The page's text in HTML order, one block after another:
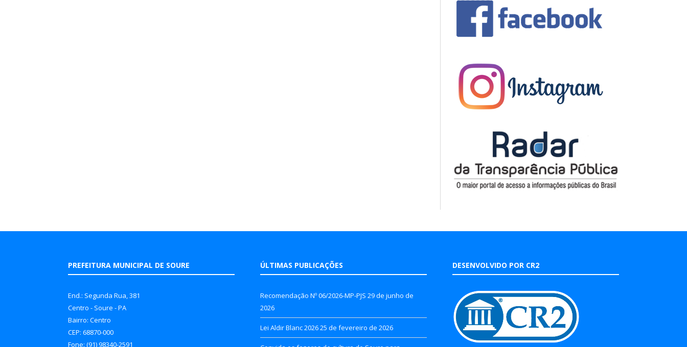
PREFEITURA MUNICIPAL DE SOURE
End.: Segunda Rua, 381
Centro - Soure - PA
Bairro: Centro
CEP: 68870-000
Fone: (91) 98340-2591
ÚLTIMAS PUBLICAÇÕES
Recomendação Nº 06/2026-MP-PJS 29 de junho de
2026
Lei Aldir Blanc 202625 de fevereiro de 2026
DESENVOLVIDO POR CR2